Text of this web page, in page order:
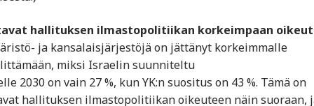
hallituksen ilmastopolitiikan korkeimpaan
ja kansalaisjärjestöjä on jättänyt korkeimmalle
miksi Israelin suunniteltu
2030 on vain 27 %, kun YK:n suositus on 43 %. Tämä on
hallituksen ilmastopolitiikan oikeuteen näin suoraan,